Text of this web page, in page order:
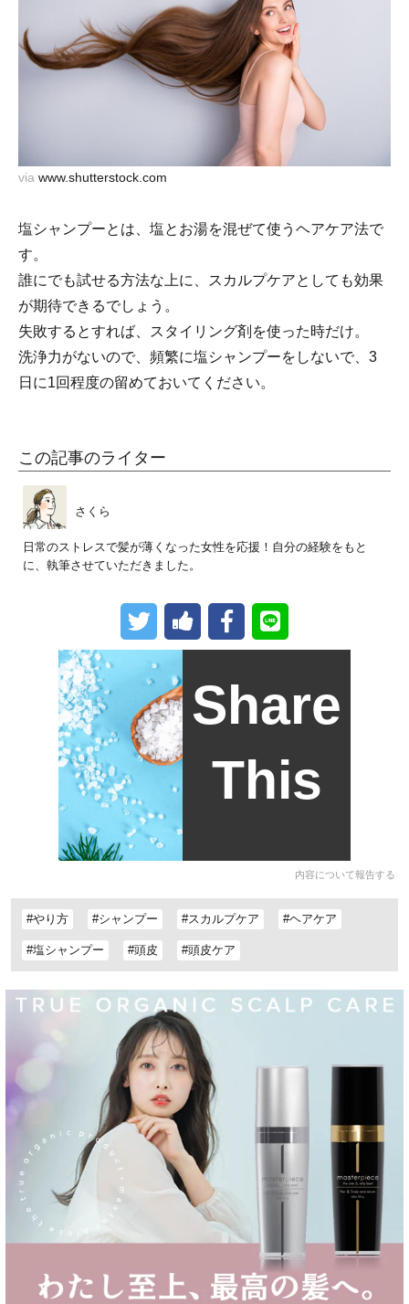
via www.shutterstock.com
塩シャンプーとは、塩とお湯を混ぜて使うヘアケア法で
す。
誰にでも試せる方法な上に、スカルプケアとしても効果
が期待できるでしょう。
失敗するとすれば、スタイリング剤を使った時だけ。
洗浄力がないので、頻繁に塩シャンプーをしないで、3
日に1回程度の留めておいてください。
この記事のライター
さくら
日常のストレスで髪が薄くなった女性を応援！自分の経験をもと
に、執筆させていただきました。
Share
This
内容について報告する
#やり方 #シャンプー #スカルプケア #ヘアケア
#塩シャンプー #頭皮 #頭皮ケア